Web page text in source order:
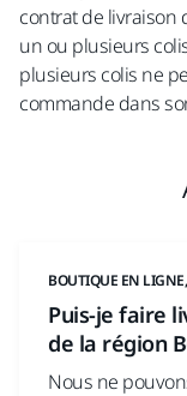
contrat de livraison
un ou plusieurs
plusieurs colis ne
commande dans
BOUTIQUE EN
Puis-je faire
de la région
Nous ne